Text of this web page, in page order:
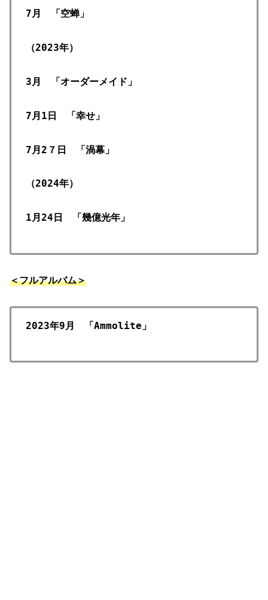
7月 「空蝉」
（2023年）
3月 「オーダーメイド」
7月1日 「幸せ」
7月2７日 「渦幕」
（2024年）
1月24日 「幾億光年」
＜フルアルバム＞
2023年9月 「Ammolite」